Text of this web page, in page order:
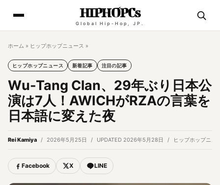
HIPHOPCs
Global Hip-Hop, JP.
ホーム » ヒップホップニュース »
ヒップホップニュース 新着記事 注目の記事
Wu-Tang Clan、29年ぶり日本公
演は7人！AWICHがRZAの言葉を
日本語に変えた夜
Rei Kamiya 2026年5月25日 UPDATED 2026年5月28日 ヒップホップニュ
Facebook X LINE